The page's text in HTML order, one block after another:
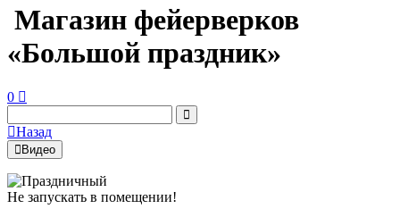
Магазин фейерверков
«Большой праздник»
0
Назад
Видео
Не запускать в помещении!